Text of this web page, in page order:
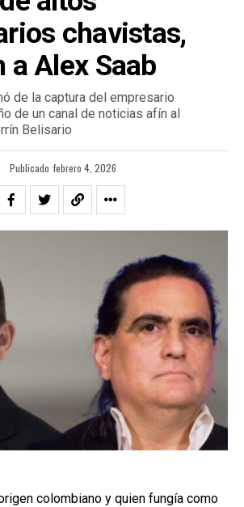
chavistas,
a Alex Saab
de la captura del empresario
de un canal de noticias afín al
Belisario
Publicado febrero 4, 2026
colombiano y quien fungía como